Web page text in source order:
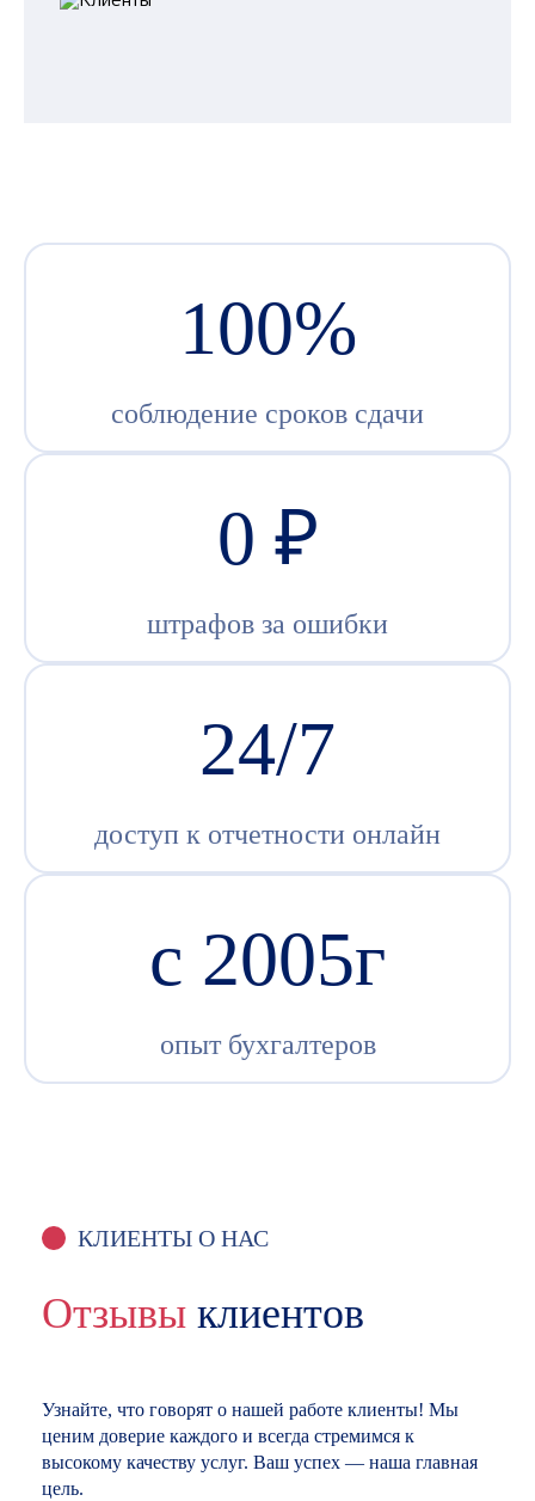
100%
соблюдение сроков сдачи
0 ₽
штрафов за ошибки
24/7
доступ к отчетности онлайн
c 2005г
опыт бухгалтеров
КЛИЕНТЫ О НАС
Отзывы клиентов
Узнайте, что говорят о нашей работе клиенты! Мы
ценим доверие каждого и всегда стремимся к
высокому качеству услуг. Ваш успех — наша главная
цель.